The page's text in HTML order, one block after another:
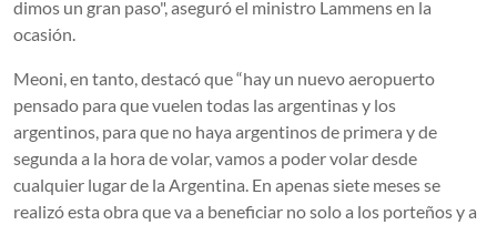
dimos un gran paso", aseguró el ministro Lammens en la
ocasión.
Meoni, en tanto, destacó que “hay un nuevo aeropuerto
pensado para que vuelen todas las argentinas y los
argentinos, para que no haya argentinos de primera y de
segunda a la hora de volar, vamos a poder volar desde
cualquier lugar de la Argentina. En apenas siete meses se
realizó esta obra que va a beneficiar no solo a los porteños y a